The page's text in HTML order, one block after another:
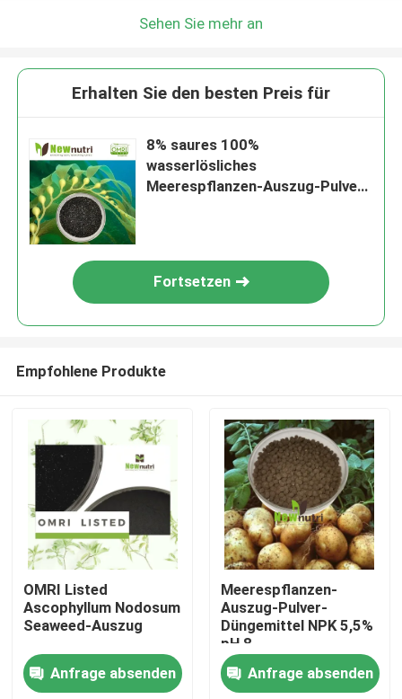
Haus
Produkte
Über uns
Sehen Sie mehr an
Erhalten Sie den besten Preis für
8% saures 100%
wasserlösliches
Meerespflanzen-Auszug-Pulver-
Fortsetzen
Empfohlene Produkte
OMRI Listed
Ascophyllum Nodosum
Seaweed-Auszug
Anfrage absenden
Meerespflanzen-
Auszug-Pulver-
Düngemittel NPK 5,5%
pH 8
Anfrage absenden